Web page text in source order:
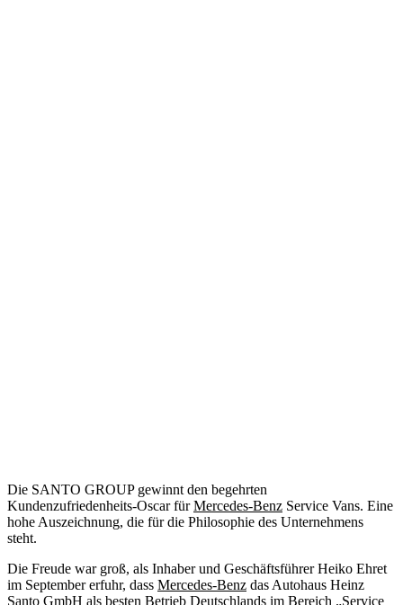
Die SANTO GROUP gewinnt den begehrten
Kundenzufriedenheits-Oscar fürMercedes-Benz Service Vans. Eine
hohe Auszeichnung, die für die Philosophie des Unternehmens
steht.
Die Freude war groß, als Inhaber und Geschäftsführer Heiko Ehret
im September erfuhr, dass Mercedes-Benz das Autohaus Heinz
Santo GmbH als besten Betrieb Deutschlands im Bereich „Service